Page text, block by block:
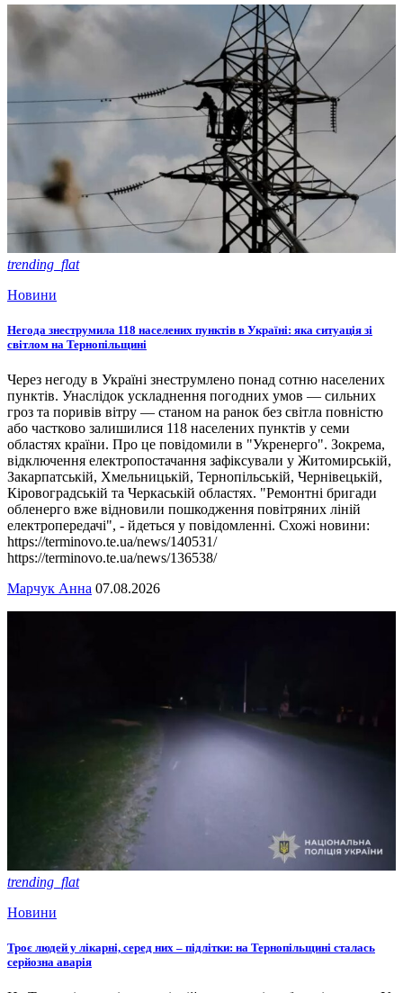
trending_flat
Новини
Негода знеструмила 118 населених пунктів в Україні: яка ситуація зі
світлом на Тернопільщині
Через негоду в Україні знеструмлено понад сотню населених
пунктів. Унаслідок ускладнення погодних умов — сильних
гроз та поривів вітру — станом на ранок без світла повністю
або частково залишилися 118 населених пунктів у семи
областях країни. Про це повідомили в "Укренерго". Зокрема,
відключення електропостачання зафіксували у Житомирській,
Закарпатській, Хмельницькій, Тернопільській, Чернівецькій,
Кіровоградській та Черкаській областях. "Ремонтні бригади
обленерго вже відновили пошкодження повітряних ліній
електропередачі", - йдеться у повідомленні. Схожі новини:
https://terminovo.te.ua/news/140531/
https://terminovo.te.ua/news/136538/
Марчук Анна 07.08.2026
trending_flat
Новини
Троє людей у лікарні, серед них – підлітки: на Тернопільщині сталась
серйозна аварія